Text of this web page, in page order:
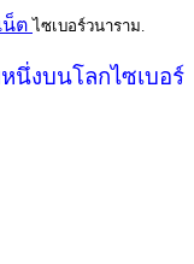
น็ต ไซเบอร์วนาราม.
นึ่งบนโลกไซเบอร์